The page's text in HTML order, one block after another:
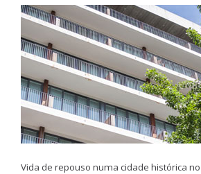
Vida de repouso numa cidade histórica